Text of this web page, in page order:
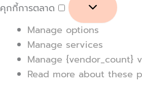
คุกกี้การตลาด
Manage options
Manage services
Manage {vendor_count}
Read more about these